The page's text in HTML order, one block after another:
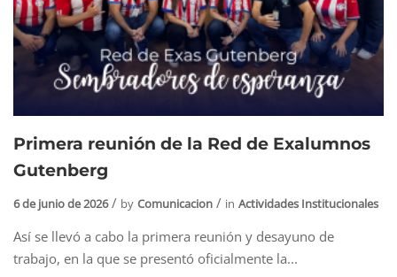
Primera reunión de la Red de Exalumnos
Gutenberg
6 de junio de 2026 by Comunicacion in Actividades Institucionales
Así se llevó a cabo la primera reunión y desayuno de
trabajo, en la que se presentó oficialmente la...